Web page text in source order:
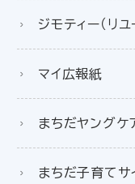
ジモティー（リ
マイ広報紙
まちだヤングケ
まちだ子育てサ